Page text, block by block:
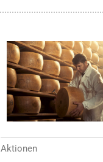
Aktionen